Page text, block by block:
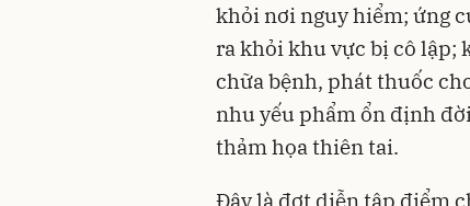
khỏi nơi nguy hiểm; ứng
ra khỏi khu vực bị cô lập;
chữa bệnh, phát thuốc
nhu yếu phẩm ổn định
thảm họa thiên tai.
Đây là đợt diễn tập điểm